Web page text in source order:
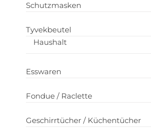
Schutzmasken
Tyvekbeutel
Haushalt
Esswaren
Fondue / Raclette
Geschirrtücher / Küchentücher